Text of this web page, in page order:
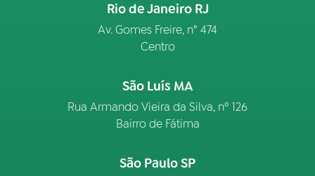
Rio de Janeiro RJ
Av. Gomes Freire, n° 474
Centro
São Luís MA
Rua Armando Vieira da Silva, nº 126
Bairro de Fátima
São Paulo SP